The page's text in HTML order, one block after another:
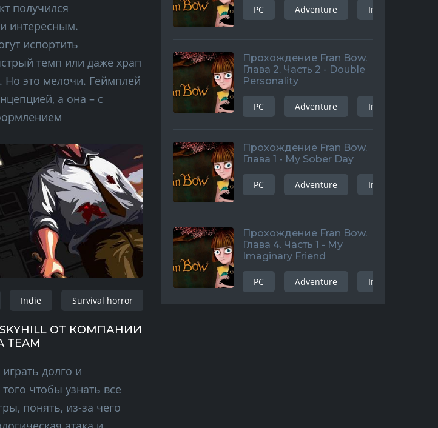
получился
интересным.
испортить
темп или даже храп
Но это мелочи. Геймплей
а она – с
Indie Survival horror
ОТ КОМПАНИИ
TEAM
долго и
чтобы узнать все
понять, из-за чего
PC Adventure Indie
Прохождение Fran Bow.
Глава 2. Часть 2 - Double
Personality
PC Adventure Indie
Прохождение Fran Bow.
Глава 1 - My Sober Day
PC Adventure Indie
Прохождение Fran Bow.
Глава 4. Часть 1 - My
Imaginary Friend
PC Adventure Indie